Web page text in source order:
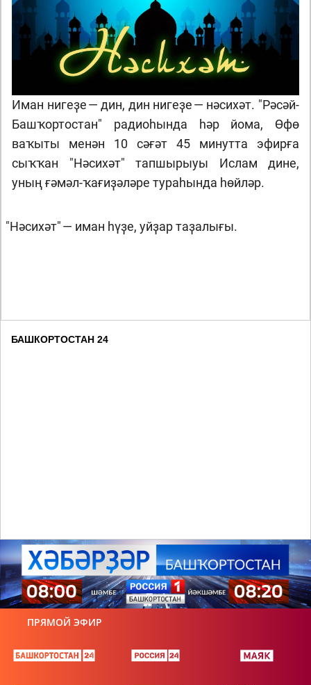
Иман нигеҙе — дин, дин нигеҙе — нәсихәт. "Рәсәй-
Башҡортостан" радиоһында һәр йома, Өфө
ваҡыты менән 10 сәғәт 45 минутта эфирға
сыҡҡан "Нәсихәт" тапшырыуы Ислам дине,
уның ғәмәл-ҡағиҙәләре тураһында һөйләр.
"Нәсихәт" — иман һүҙе, уйҙар таҙалығы.
БАШКОРТОСТАН 24
ПРЯМОЙ ЭФИР